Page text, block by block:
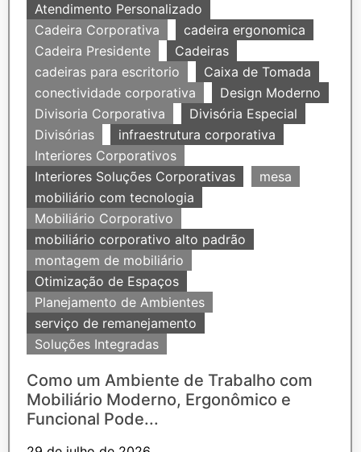
Atendimento Personalizado
Cadeira Corporativa
cadeira ergonomica
Cadeira Presidente
Cadeiras
cadeiras para escritorio
Caixa de Tomada
conectividade corporativa
Design Moderno
Divisoria Corporativa
Divisória Especial
Divisórias
infraestrutura corporativa
Interiores Corporativos
Interiores Soluções Corporativas
mesa
mobiliário com tecnologia
Mobiliário Corporativo
mobiliário corporativo alto padrão
montagem de mobiliário
Otimização de Espaços
Planejamento de Ambientes
serviço de remanejamento
Soluções Integradas
Como um Ambiente de Trabalho com
Mobiliário Moderno, Ergonômico e
Funcional Pode...